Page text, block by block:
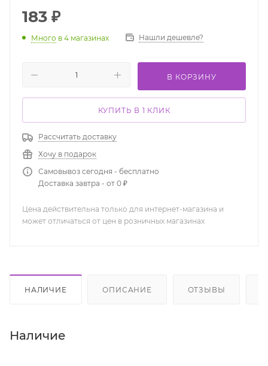
183 ₽
Много в 4 магазинах Нашли дешевле?
В КОРЗИНУ
КУПИТЬ В 1 КЛИК
Рассчитать доставку
Хочу в подарок
Самовывоз сегодня - бесплатно
Доставка завтра - от 0 ₽
Цена действительна только для интернет-магазина и
может отличаться от цен в розничных магазинах
НАЛИЧИЕ ОПИСАНИЕ ОТЗЫВЫ
Наличие